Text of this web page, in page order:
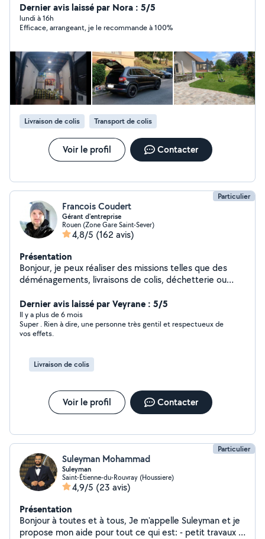
Dernier avis laissé par Nora : 5/5
lundi à 16h
Efficace, arrangeant, je le recommande à 100%
Livraison de colis Transport de colis
Voir le profil Contacter
Particulier
Francois Coudert
Gérant d'entreprise
Rouen (Zone Gare Saint-Sever)
4,8/5 (162 avis)
Présentation
Bonjour, je peux réaliser des missions telles que des
déménagements, livraisons de colis, déchetterie ou
N hesitez pas a me contacter je vous répondrai
rapidement.
Dernier avis laissé par Veyrane : 5/5
Il y a plus de 6 mois
Super . Rien à dire, une personne très gentil et respectueux de
vos effets.
Livraison de colis
Voir le profil Contacter
Particulier
Suleyman Mohammad
Suleyman
Saint-Étienne-du-Rouvray (Houssiere)
4,9/5 (23 avis)
Présentation
Bonjour à toutes et à tous, Je m'appelle Suleyman et je
propose mon aide pour tout ce qui est: - petit travaux -